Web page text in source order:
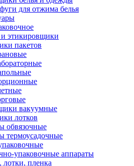
для отжима белья
этикировщики
пакетов
вакуумные
лотков
обвязочные
упаковочные аппараты
лотки, пленка